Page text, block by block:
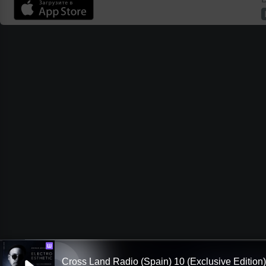
Ш
Cross Land Radio (Spain) 10 (Exclusive Edition)